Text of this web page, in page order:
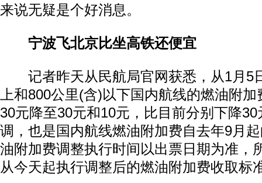
来说无疑是个好消息。
宁波飞北京比坐高铁还便宜
记者昨天从民航局官网获悉，从1月5
上和800公里(含)以下国内航线的燃油附
30元降至30元和10元，比目前分别下降
调，也是国内航线燃油附加费自去年9月起
油附加费调整执行时间以出票日期为准，
从今天起执行调整后的燃油附加费收取标